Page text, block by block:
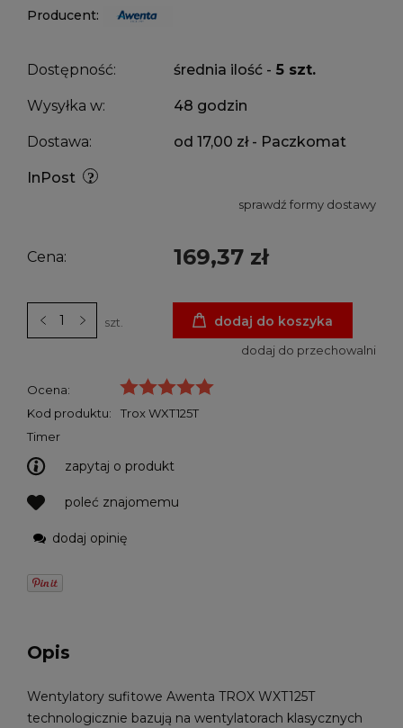
Producent:
Dostępność: średnia ilość - 5 szt.
Wysyłka w: 48 godzin
Dostawa: od 17,00 zł - Paczkomat
InPost
sprawdź formy dostawy
Cena: 169,37 zł
szt. dodaj do koszyka
dodaj do przechowalni
Ocena:
Kod produktu:
Trox WXT125T
Timer
zapytaj o produkt
poleć znajomemu
dodaj opinię
Opis
Wentylatory sufitowe Awenta TROX WXT125T
technologicznie bazują na wentylatorach klasycznych